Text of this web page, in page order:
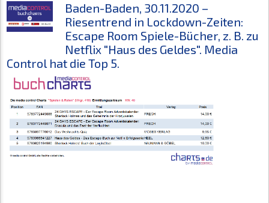
Baden-Baden, 30.11.2020 –
Riesentrend in Lockdown-Zeiten:
Escape Room Spiele-Bücher, z. B. zu
Netflix "Haus des Geldes". Media
Control hat die Top 5.